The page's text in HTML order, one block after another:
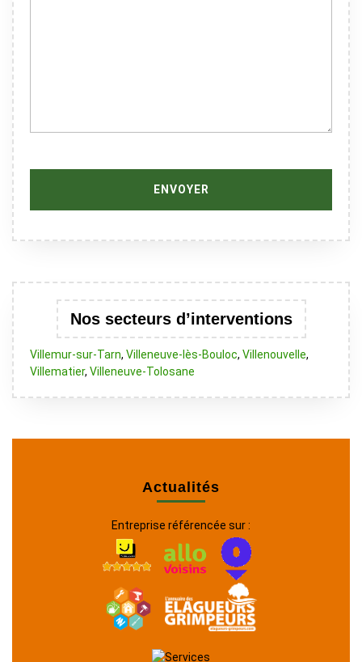
Nos secteurs d’interventions
Villemur-sur-Tarn, Villeneuve-lès-Bouloc, Villenouvelle,
Villematier, Villeneuve-Tolosane
Actualités
Entreprise référencée sur :